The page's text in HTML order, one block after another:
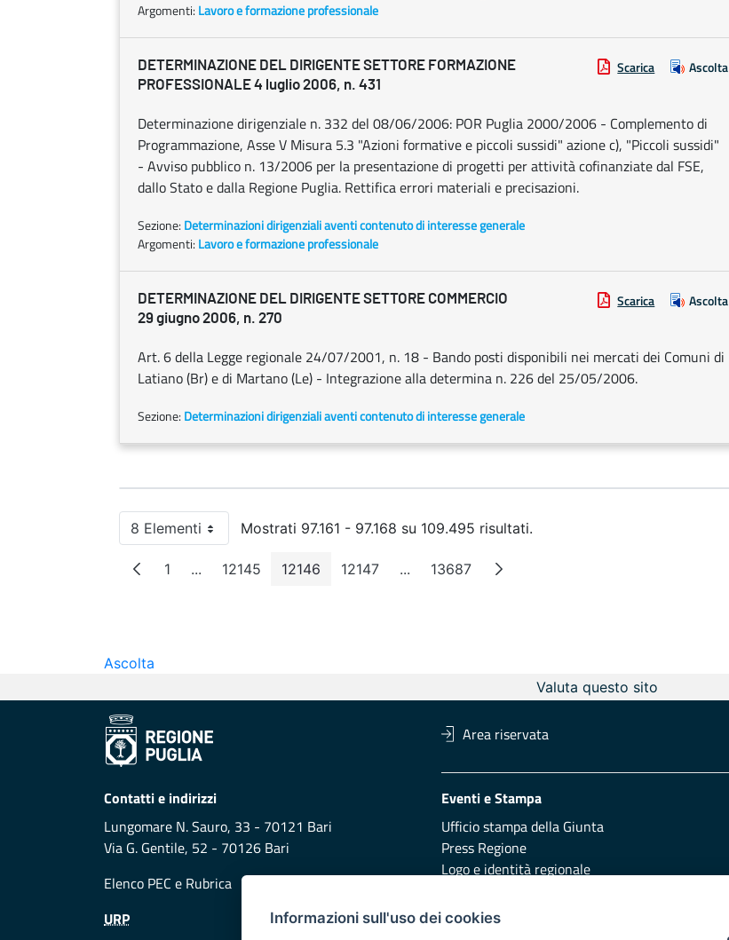
Argomenti: Lavoro e formazione professionale
DETERMINAZIONE DEL DIRIGENTE SETTORE FORMAZIONE
PROFESSIONALE 4 luglio 2006, n. 431
Scarica Ascolta
Determinazione dirigenziale n. 332 del 08/06/2006: POR Puglia 2000/2006 - Complemento di
Programmazione, Asse V Misura 5.3 "Azioni formative e piccoli sussidi" azione c), "Piccoli sussidi"
- Avviso pubblico n. 13/2006 per la presentazione di progetti per attività cofinanziate dal FSE,
dallo Stato e dalla Regione Puglia. Rettifica errori materiali e precisazioni.
Sezione: Determinazioni dirigenziali aventi contenuto di interesse generale
Argomenti: Lavoro e formazione professionale
DETERMINAZIONE DEL DIRIGENTE SETTORE COMMERCIO
29 giugno 2006, n. 270
Scarica Ascolta
Art. 6 della Legge regionale 24/07/2001, n. 18 - Bando posti disponibili nei mercati dei Comuni di
Latiano (Br) e di Martano (Le) - Integrazione alla determina n. 226 del 25/05/2006.
Sezione: Determinazioni dirigenziali aventi contenuto di interesse generale
8 ElementiPer paginaMostrati 97.161 - 97.168 su 109.495 risultati.
Pagina
1 ...Pagine intermedie
Pagina
12145 Pagina
12146 Pagina
12147 ...Pagine intermedie
Pagina
13687
Ascolta
Valuta questo sito
Area riservata
Contatti e indirizzi
Lungomare N. Sauro, 33 - 70121 Bari
Via G. Gentile, 52 - 70126 Bari
Elenco PEC e Rubrica
Eventi e Stampa
Ufficio stampa della Giunta
Press Regione
Logo e identità regionale
URP
Redazione
Informazioni sull'uso dei cookies